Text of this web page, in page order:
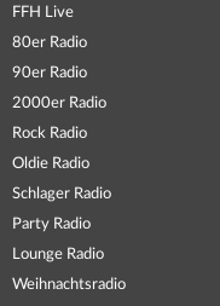
FFH Live
80er Radio
90er Radio
2000er Radio
Rock Radio
Oldie Radio
Schlager Radio
Party Radio
Lounge Radio
Weihnachtsradio